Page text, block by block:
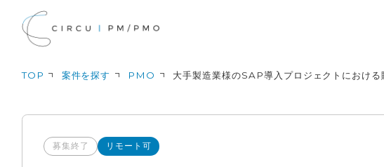
TOP 案件を探す PMO 大手製造業様のSAP導入プロジェクトにおけ
募集終了 リモート可